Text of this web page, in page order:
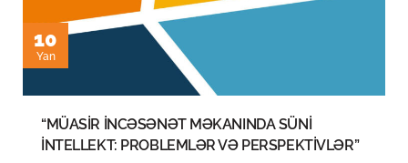
10
Yan
“MÜASİR İNCƏSƏNƏT MƏKANINDA SÜNİ
İNTELLEKT: PROBLEMLƏR VƏ PERSPEKTİVLƏR”